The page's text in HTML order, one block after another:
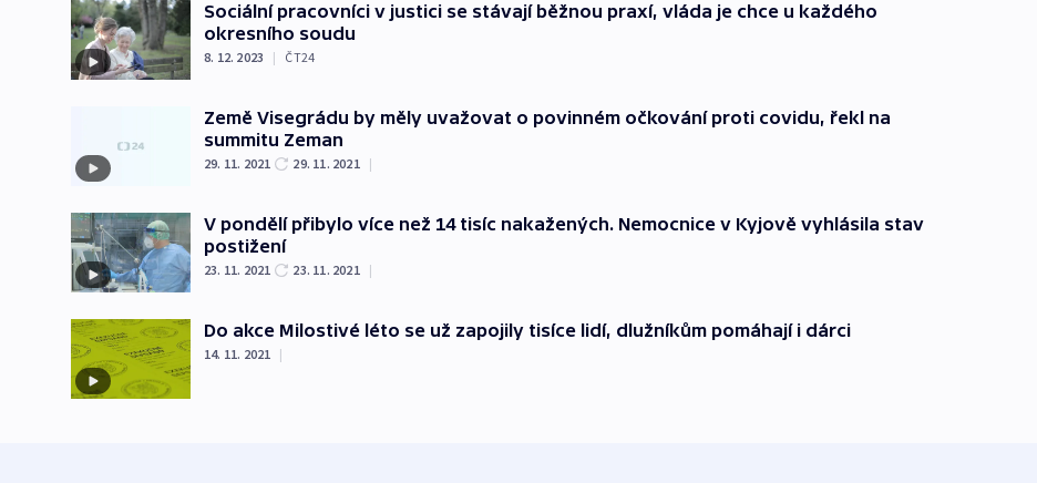
Sociální pracovníci v justici se stávají běžnou praxí, vláda je chce u každého
okresního soudu
8. 12. 2023 | ČT24
Země Visegrádu by měly uvažovat o povinném očkování proti covidu, řekl na
summitu Zeman
29. 11. 2021 29. 11. 2021 |
V pondělí přibylo více než 14 tisíc nakažených. Nemocnice v Kyjově vyhlásila stav
postižení
23. 11. 2021 23. 11. 2021 |
Do akce Milostivé léto se už zapojily tisíce lidí, dlužníkům pomáhají i dárci
14. 11. 2021 |